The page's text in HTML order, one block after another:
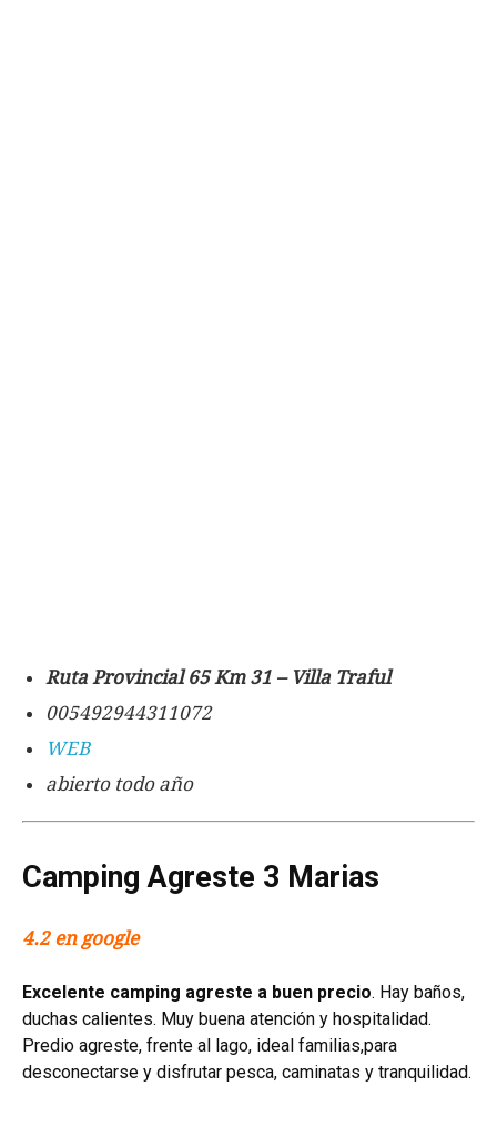
Ruta Provincial 65 Km 31 – Villa Traful
005492944311072
WEB
abierto todo año
Camping Agreste 3 Marias
4.2 en google
Excelente camping agreste a buen precio. Hay baños,
duchas calientes. Muy buena atención y hospitalidad.
Predio agreste, frente al lago, ideal familias,para
desconectarse y disfrutar pesca, caminatas y tranquilidad.